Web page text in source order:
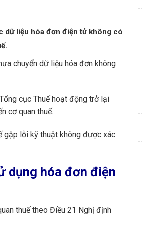
dữ liệu hóa đơn điện tử không có
chuyển dữ liệu hóa đơn không
cục Thuế hoạt động trở lại
cơ quan thuế.
gặp lỗi kỹ thuật không được xác
dụng hóa đơn điện
thuế theo Điều 21 Nghị định